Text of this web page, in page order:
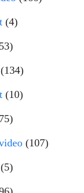
(4)
(134)
(10)
(107)
(5)